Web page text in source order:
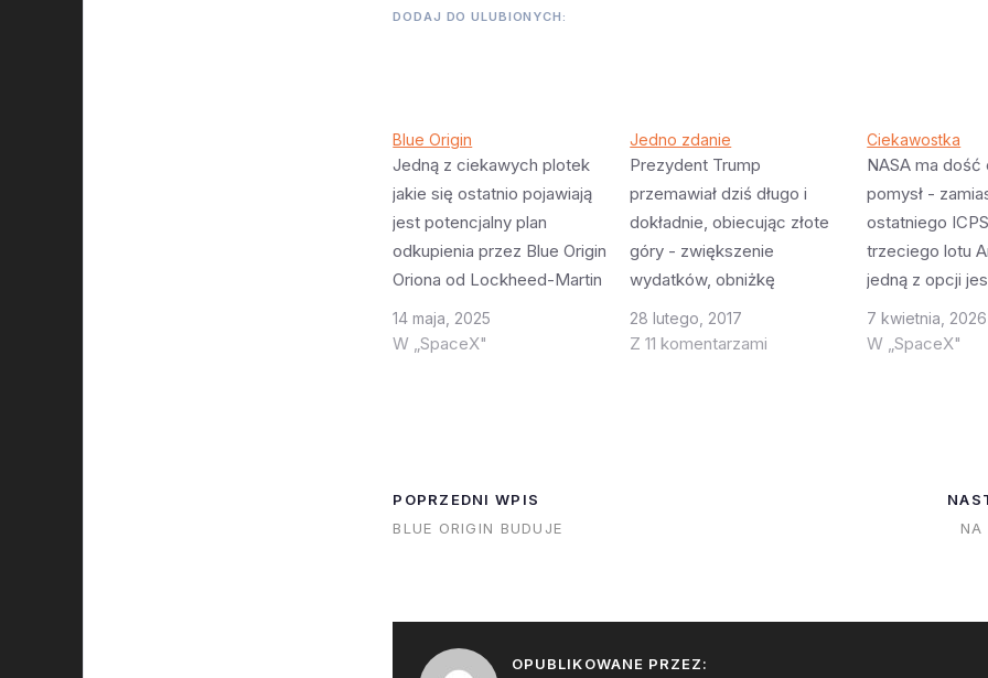
DODAJ DO ULUBIONYCH:
Blue Origin
Jedną z ciekawych plotek
jakie się ostatnio pojawiają
jest potencjalny plan
odkupienia przez Blue Origin
Oriona od Lockheed-Martin
i zaproponowania NASA
kombinacji New Glenn /
załogową, ale Orion jest
praktycznie gotowy i
14 maja, 2025
W „SpaceX"
Jedno zdanie
Prezydent Trump
przemawiał dziś długo i
dokładnie, obiecując złote
góry - zwiększenie
wydatków, obniżkę
podatków (także dla firm),
spłatę długów itp. O
się zrealizować". Ale…
28 lutego, 2017
Z 11 komentarzami
Ciekawostka
NASA ma
pomysł -
ostatniego
trzeciego lotu
jedną z opcji
misji Artemis III
drugiego
manewrowe
7 kwietnia, 2026
W „SpaceX"
POPRZEDNI WPIS
BLUE ORIGIN BUDUJE
NA
OPUBLIKOWANE PRZEZ: